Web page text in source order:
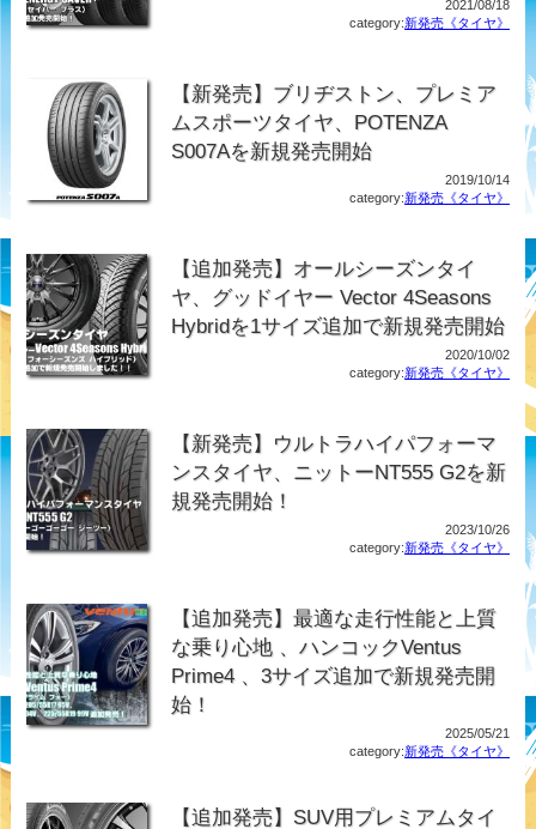
2021/08/18
category:新発売《タイヤ》
【新発売】ブリヂストン、プレミア
ムスポーツタイヤ、POTENZA
S007Aを新規発売開始
2019/10/14
category:新発売《タイヤ》
【追加発売】オールシーズンタイ
ヤ、グッドイヤー Vector 4Seasons
Hybridを1サイズ追加で新規発売開始
2020/10/02
category:新発売《タイヤ》
【新発売】ウルトラハイパフォーマ
ンスタイヤ、ニットーNT555 G2を新
規発売開始！
2023/10/26
category:新発売《タイヤ》
【追加発売】最適な走行性能と上質
な乗り心地 、ハンコックVentus
Prime4 、3サイズ追加で新規発売開
始！
2025/05/21
category:新発売《タイヤ》
【追加発売】SUV用プレミアムタイ